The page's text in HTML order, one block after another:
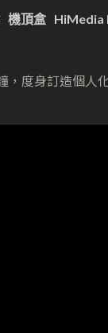
機頂盒 HiMedia
，度身訂造個人